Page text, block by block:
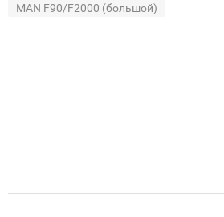
MAN F90/F2000 (большой)